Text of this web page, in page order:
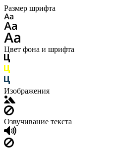
Размер шрифта
Цвет фона и шрифта
Изображения
Озвучивание текста